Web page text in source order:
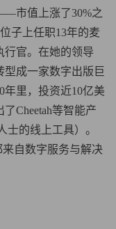
市值上涨了30%之
子上任职13年的麦
行官。在她的领导
型成一家数字出版巨
年里，投资近10亿美
Cheetah等智能产
士的线上工具）。
来自数字服务与解决